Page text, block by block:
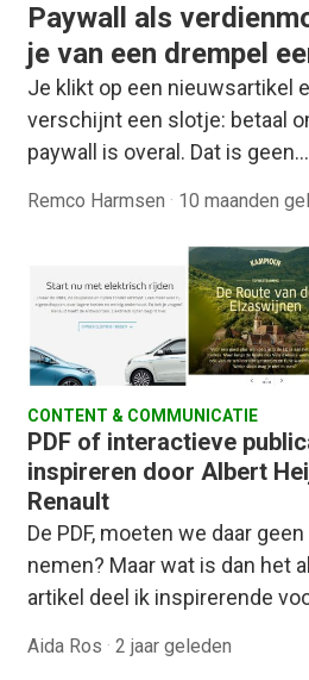
Paywall als
je van een drempel
Je klikt op een nieuwsartikel
verschijnt een slotje: betaal
paywall is overal. Dat is geen…
Remco Harmsen · 10 maanden
CONTENT & COMMUNICATIE
PDF of interactieve
inspireren door Albert
Renault
De PDF, moeten we daar
nemen? Maar wat is dan het
artikel deel ik inspirerende
Aida Ros · 2 jaar geleden